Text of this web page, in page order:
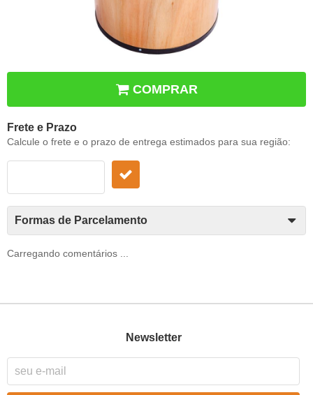
COMPRAR
Frete e Prazo
Calcule o frete e o prazo de entrega estimados para sua região:
Formas de Parcelamento
Carregando comentários ...
Newsletter